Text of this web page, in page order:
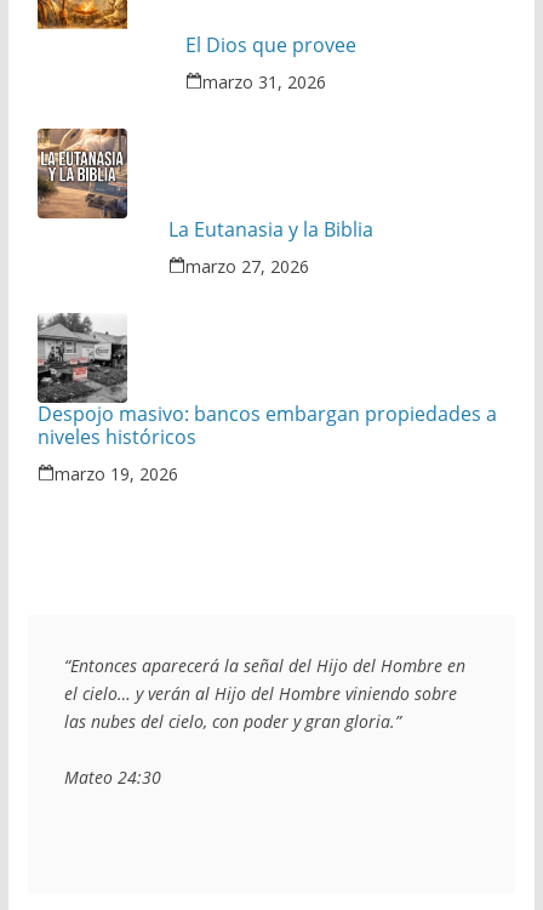
El Dios que provee
marzo 31, 2026
La Eutanasia y la Biblia
marzo 27, 2026
Despojo masivo: bancos embargan propiedades a
niveles históricos
marzo 19, 2026
“Entonces aparecerá la señal del Hijo del Hombre en
el cielo… y verán al Hijo del Hombre viniendo sobre
las nubes del cielo, con poder y gran gloria.”
Mateo 24:30